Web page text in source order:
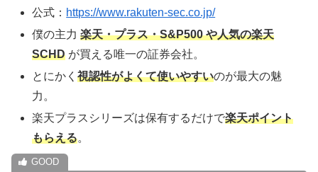
公式： https://www.rakuten-sec.co.jp/
僕の主力楽天・プラス・S&P500 や人気の楽天
SCHD が買える唯一の証券会社。
とにかく視認性がよくて使いやすいのが最大の魅
力。
楽天プラスシリーズは保有するだけで楽天ポイント
もらえる。